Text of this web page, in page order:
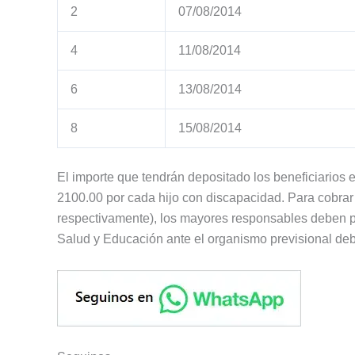
2 07/08/2014
4 11/08/2014
6 13/08/2014
8 15/08/2014
El importe que tendrán depositado los beneficiarios
2100.00 por cada hijo con discapacidad. Para
respectivamente), los mayores responsables
Salud y Educación ante el organismo previsional